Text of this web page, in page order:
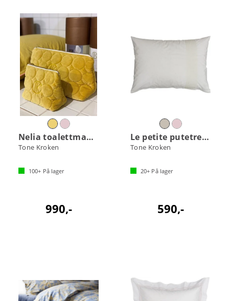
Nelia toalettmappe sett
Tone Kroken
100+ På lager
990,-
Le petite putetrekk
Tone Kroken
20+ På lager
590,-